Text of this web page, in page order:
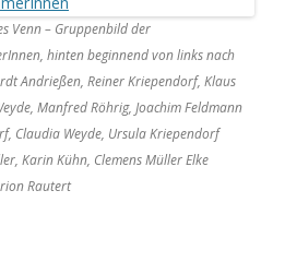
Venn – Gruppenbild der
hinten beginnend von links nach
Andrießen, Reiner Kriependorf, Klaus
Manfred Röhrig, Joachim Feldmann
Claudia Weyde, Ursula Kriependorf
Karin Kühn, Clemens Müller Elke
Rautert